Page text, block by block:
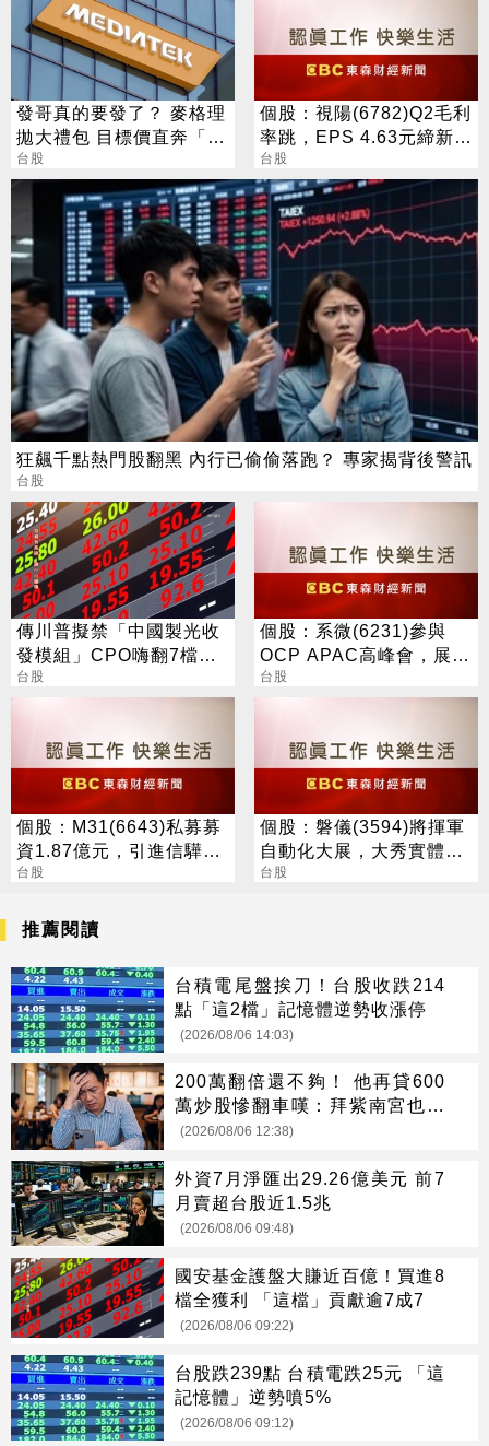
發哥真的要發了？ 麥格理
拋大禮包 目標價直奔「1
萬塊」
台股
個股：視陽(6782)Q2毛利
率跳，EPS 4.63元締新
猷，本季營運續看旺
台股
狂飆千點熱門股翻黑 內行已偷偷落跑？ 專家揭背後警訊
台股
傳川普擬禁「中國製光收
發模組」CPO嗨翻7檔攻
漲停
台股
個股：系微(6231)參與
OCP APAC高峰會，展示
OpenBMC中AI機櫃遙測
台股
個股：M31(6643)私募募
資1.87億元，引進信驊為
策略性投資人
台股
個股：磐儀(3594)將揮軍
自動化大展，大秀實體AI/
邊緣運算/機器人肌肉
台股
推薦閱讀
台積電尾盤挨刀！台股收跌214
點「這2檔」記憶體逆勢收漲停
(2026/08/06 14:03)
200萬翻倍還不夠！ 他再貸600
萬炒股慘翻車嘆：拜紫南宮也沒
用
(2026/08/06 12:38)
外資7月淨匯出29.26億美元 前7
月賣超台股近1.5兆
(2026/08/06 09:48)
國安基金護盤大賺近百億！買進8
檔全獲利 「這檔」貢獻逾7成7
(2026/08/06 09:22)
台股跌239點 台積電跌25元 「這
記憶體」逆勢噴5%
(2026/08/06 09:12)